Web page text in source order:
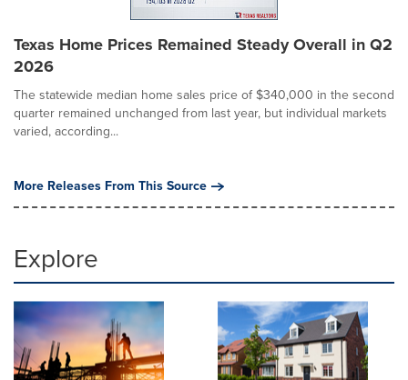
Texas Home Prices Remained Steady Overall in Q2
2026
The statewide median home sales price of $340,000 in the second
quarter remained unchanged from last year, but individual markets
varied, according...
More Releases From This Source
Explore